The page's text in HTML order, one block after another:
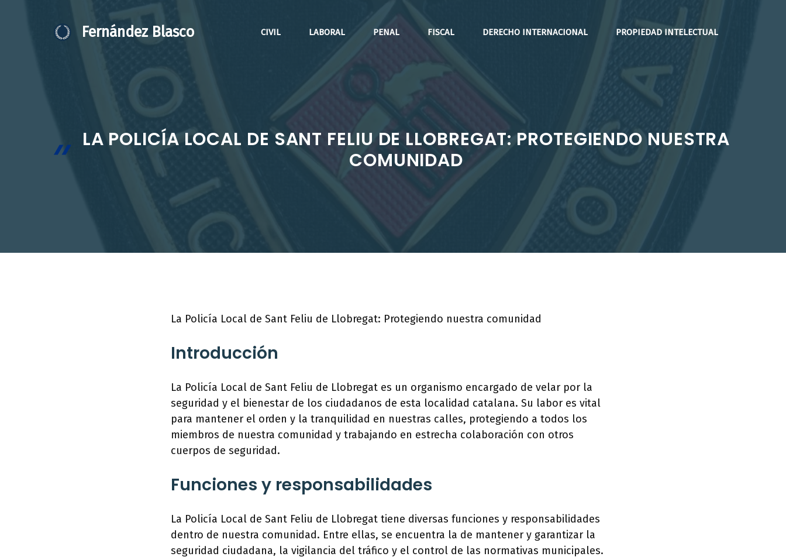
Fernández Blasco CIVIL LABORAL PENAL FISCAL DERECHO INTERNACIONAL PROPIEDAD INTELECTUAL
LA POLICÍA LOCAL DE SANT FELIU DE LLOBREGAT: PROTEGIENDO NUESTRA
COMUNIDAD
La Policía Local de Sant Feliu de Llobregat: Protegiendo nuestra comunidad
Introducción
La Policía Local de Sant Feliu de Llobregat es un organismo encargado de velar por la
seguridad y el bienestar de los ciudadanos de esta localidad catalana. Su labor es vital
para mantener el orden y la tranquilidad en nuestras calles, protegiendo a todos los
miembros de nuestra comunidad y trabajando en estrecha colaboración con otros
cuerpos de seguridad.
Funciones y responsabilidades
La Policía Local de Sant Feliu de Llobregat tiene diversas funciones y responsabilidades
dentro de nuestra comunidad. Entre ellas, se encuentra la de mantener y garantizar la
seguridad ciudadana, la vigilancia del tráfico y el control de las normativas municipales.